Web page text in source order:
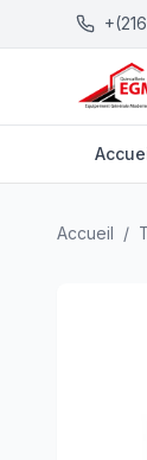
Accueil /